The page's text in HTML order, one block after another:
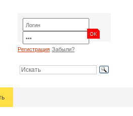
Регистрация Забыли?